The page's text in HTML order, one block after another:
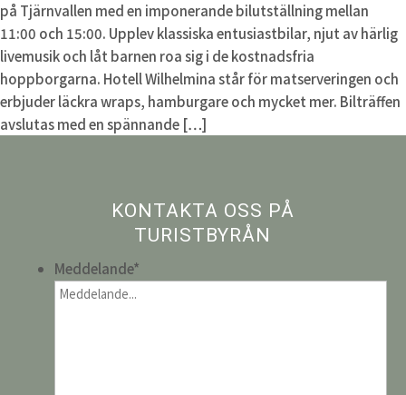
på Tjärnvallen med en imponerande bilutställning mellan
11:00 och 15:00. Upplev klassiska entusiastbilar, njut av härlig
livemusik och låt barnen roa sig i de kostnadsfria
hoppborgarna. Hotell Wilhelmina står för matserveringen och
erbjuder läckra wraps, hamburgare och mycket mer. Bilträffen
avslutas med en spännande […]
KONTAKTA OSS PÅ
TURISTBYRÅN
Meddelande*